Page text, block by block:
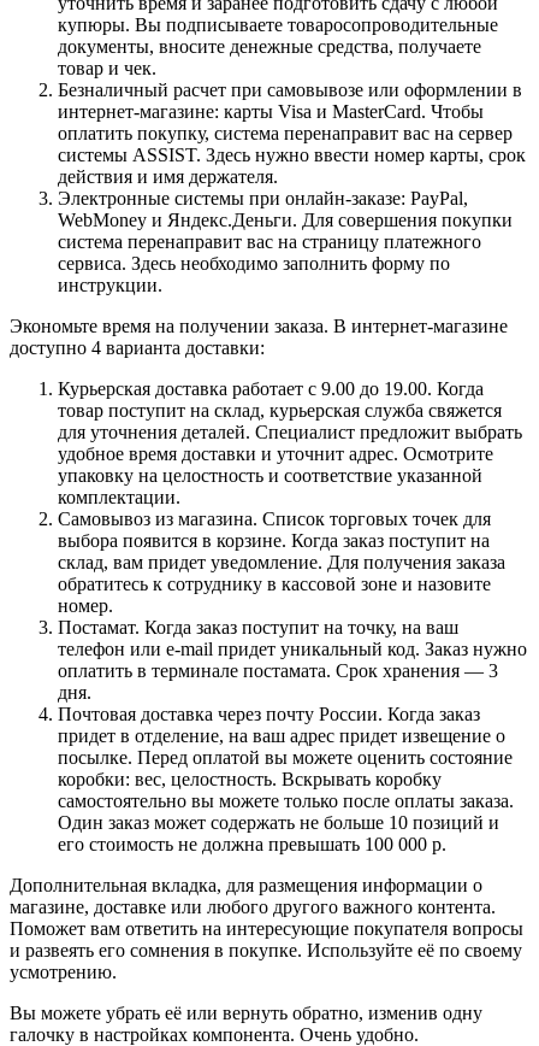
купюры. Вы подписываете товаросопроводительные
документы, вносите денежные средства, получаете
товар и чек.
Безналичный расчет при самовывозе или оформлении в
интернет-магазине: карты Visa и MasterCard. Чтобы
оплатить покупку, система перенаправит вас на сервер
системы ASSIST. Здесь нужно ввести номер карты, срок
действия и имя держателя.
Электронные системы при онлайн-заказе: PayPal,
WebMoney и Яндекс.Деньги. Для совершения покупки
система перенаправит вас на страницу платежного
сервиса. Здесь необходимо заполнить форму по
инструкции.
Экономьте время на получении заказа. В интернет-магазине
доступно 4 варианта доставки:
Курьерская доставка работает с 9.00 до 19.00. Когда
товар поступит на склад, курьерская служба свяжется
для уточнения деталей. Специалист предложит выбрать
удобное время доставки и уточнит адрес. Осмотрите
упаковку на целостность и соответствие указанной
комплектации.
Самовывоз из магазина. Список торговых точек для
выбора появится в корзине. Когда заказ поступит на
склад, вам придет уведомление. Для получения заказа
обратитесь к сотруднику в кассовой зоне и назовите
номер.
Постамат. Когда заказ поступит на точку, на ваш
телефон или e-mail придет уникальный код. Заказ нужно
оплатить в терминале постамата. Срок хранения — 3
дня.
Почтовая доставка через почту России. Когда заказ
придет в отделение, на ваш адрес придет извещение о
посылке. Перед оплатой вы можете оценить состояние
коробки: вес, целостность. Вскрывать коробку
самостоятельно вы можете только после оплаты заказа.
Один заказ может содержать не больше 10 позиций и
его стоимость не должна превышать 100 000 р.
Дополнительная вкладка, для размещения информации о
магазине, доставке или любого другого важного контента.
Поможет вам ответить на интересующие покупателя вопросы
и развеять его сомнения в покупке. Используйте её по своему
усмотрению.
Вы можете убрать её или вернуть обратно, изменив одну
галочку в настройках компонента. Очень удобно.